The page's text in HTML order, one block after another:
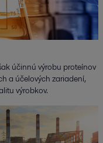
účinnú výrobu proteínov
a účelových zariadení,
výrobkov.